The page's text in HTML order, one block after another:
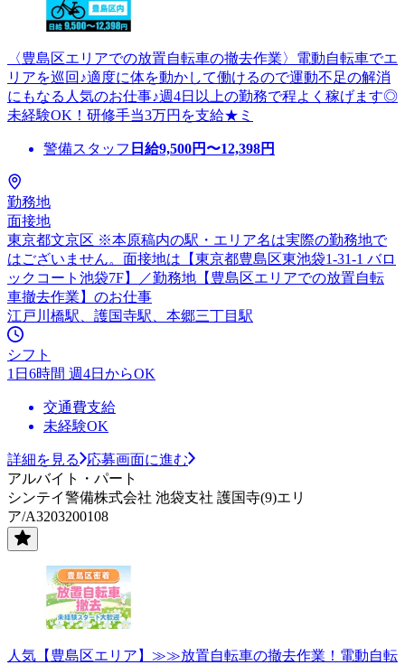
〈豊島区エリアでの放置自転車の撤去作業〉電動自転車でエ
リアを巡回♪適度に体を動かして働けるので運動不足の解消
にもなる人気のお仕事♪週4日以上の勤務で程よく稼げます◎
未経験OK！研修手当3万円を支給★ミ
警備スタッフ 日給9,500円〜12,398円
勤務地
面接地
東京都文京区 ※本原稿内の駅・エリア名は実際の勤務地で
はございません。面接地は【東京都豊島区東池袋1-31-1 バロ
ックコート池袋7F】／勤務地【豊島区エリアでの放置自転
車撤去作業】のお仕事
江戸川橋駅、護国寺駅、本郷三丁目駅
シフト
1日6時間 週4日からOK
交通費支給
未経験OK
詳細を見る
応募画面に進む
アルバイト・パート
シンテイ警備株式会社 池袋支社 護国寺(9)エリ
ア/A3203200108
人気【豊島区エリア】≫≫放置自転車の撤去作業！電動自転